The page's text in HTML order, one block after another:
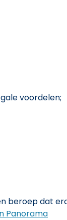
voordelen;
beroep dat
Panorama